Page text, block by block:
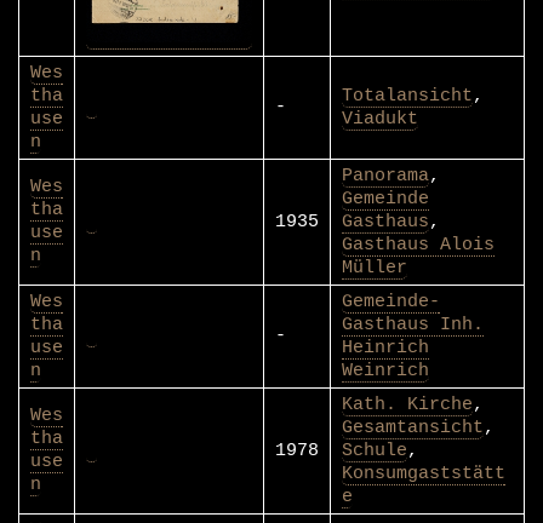
Wes
tha
use
n
- Totalansicht,
Viadukt
Wes
tha
use
n
1935
Panorama,
Gemeinde
Gasthaus,
Gasthaus Alois
Müller
Wes
tha
use
n
-
Gemeinde-
Gasthaus Inh.
Heinrich
Weinrich
Wes
tha
use
n
1978
Kath. Kirche,
Gesamtansicht,
Schule,
Konsumgaststätt
e